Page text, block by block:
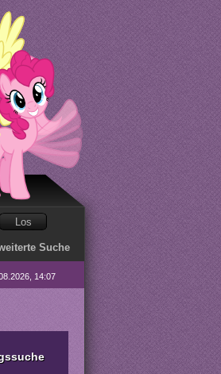
Suche
14:07